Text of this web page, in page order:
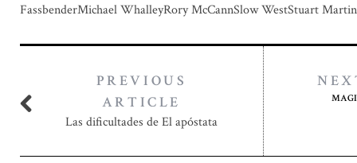
FassbenderMichael WhalleyRory McCannSlow WestStuart
PREVIOUS
ARTICLE
Las dificultades de El apóstata